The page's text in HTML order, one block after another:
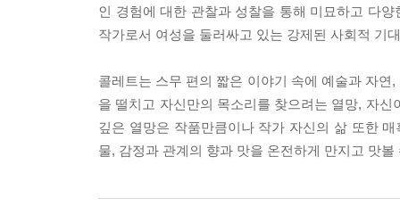
인 경험에 대한 관찰과 성찰을 통해 미묘하고 다
작가로서 여성을 둘러싸고 있는 강제된 사회적 기
콜레트는 스무 편의 짧은 이야기 속에 예술과 자
을 떨치고 자신만의 목소리를 찾으려는 열망, 자
깊은 열망은 작품만큼이나 작가 자신의 삶 또한
물, 감정과 관계의 향과 맛을 온전하게 만지고 맛